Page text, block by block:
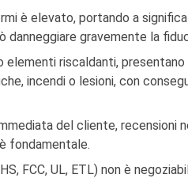
è elevato, portando a
danneggiare gravemente la
riscaldanti, presentano
incendi o lesioni, con
del cliente, recensioni
fondamentale.
FCC, UL, ETL) non è